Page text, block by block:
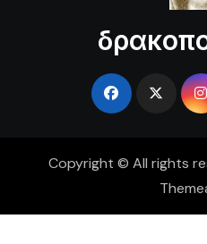
Copyright © All rights